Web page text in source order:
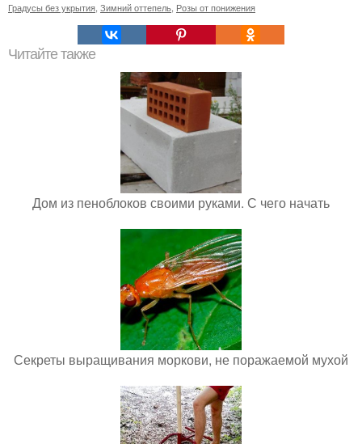
Градусы без укрытия, Зимний оттепель, Розы от понижения
Читайте также
Дом из пеноблоков своими руками. С чего начать
Секреты выращивания моркови, не поражаемой мухой